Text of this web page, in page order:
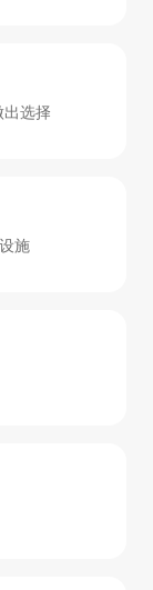
出选择
施